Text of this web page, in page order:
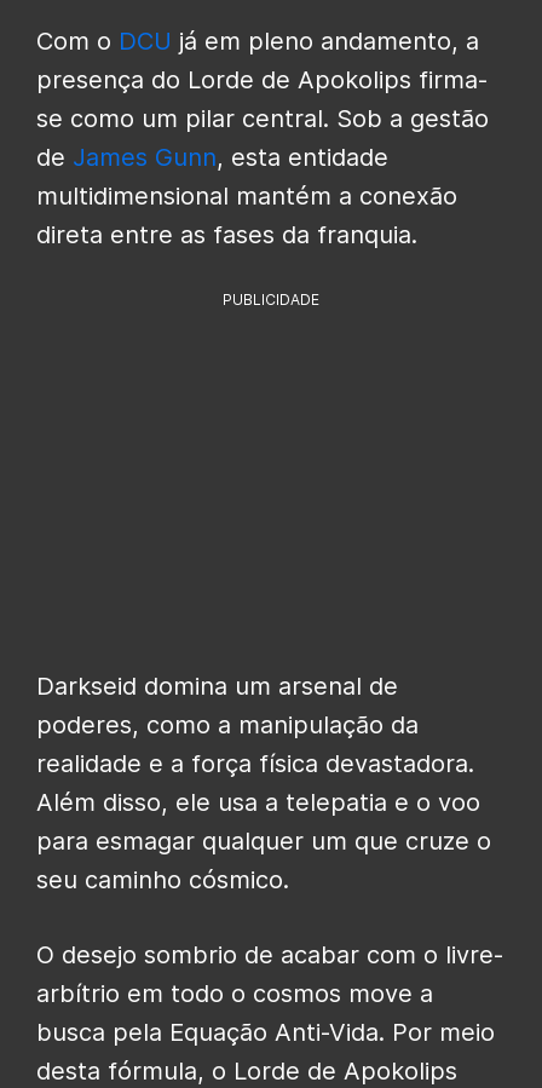
Com o DCU já em pleno andamento, a
presença do Lorde de Apokolips firma-
se como um pilar central. Sob a gestão
de James Gunn, esta entidade
multidimensional mantém a conexão
direta entre as fases da franquia.
PUBLICIDADE
Darkseid domina um arsenal de
poderes, como a manipulação da
realidade e a força física devastadora.
Além disso, ele usa a telepatia e o voo
para esmagar qualquer um que cruze o
seu caminho cósmico.
O desejo sombrio de acabar com o livre-
arbítrio em todo o cosmos move a
busca pela Equação Anti-Vida. Por meio
desta fórmula, o Lorde de Apokolips